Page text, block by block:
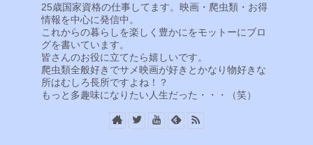
25歳国家資格の仕事してます。映画・爬虫類・お得
情報を中心に発信中。
これからの暮らしを楽しく豊かにをモットーにブロ
グを書いています。
皆さんのお役に立てたら嬉しいです。
爬虫類全般好きでサメ映画が好きとかなり物好きな
所はむしろ長所ですよね！？
もっと多趣味になりたい人生だった・・・（笑）